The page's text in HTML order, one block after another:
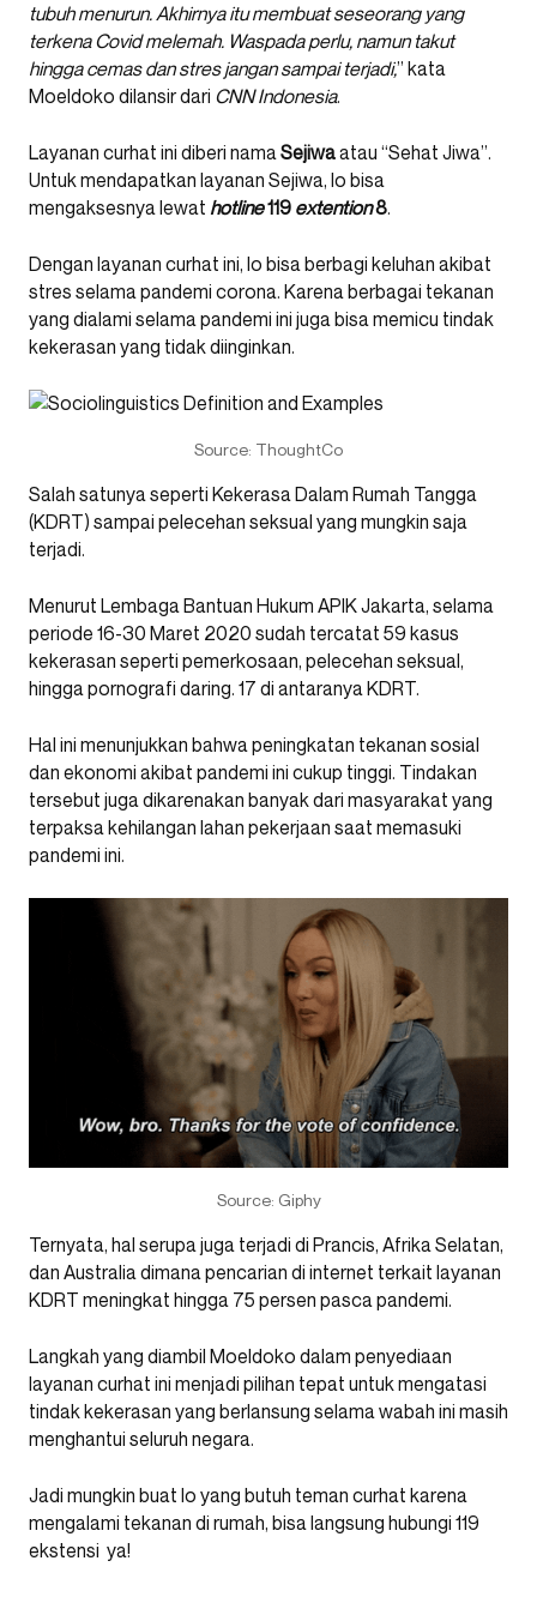
tubuh menurun. Akhirnya itu membuat seseorang yang
terkena Covid melemah. Waspada perlu, namun takut
hingga cemas dan stres jangan sampai terjadi,” kata
Moeldoko dilansir dari CNN Indonesia.
Layanan curhat ini diberi namaSejiwaatau “Sehat Jiwa”.
Untuk mendapatkan layanan Sejiwa, lo bisa
mengaksesnya lewat hotline119 extention8.
Dengan layanan curhat ini, lo bisa berbagi keluhan akibat
stres selama pandemi corona. Karena berbagai tekanan
yang dialami selama pandemi ini juga bisa memicu tindak
kekerasan yang tidak diinginkan.
Source: ThoughtCo
Salah satunya seperti Kekerasa Dalam Rumah Tangga
(KDRT) sampai pelecehan seksual yang mungkin saja
terjadi.
Menurut Lembaga Bantuan Hukum APIK Jakarta, selama
periode 16-30 Maret 2020 sudah tercatat 59 kasus
kekerasan seperti pemerkosaan, pelecehan seksual,
hingga pornografi daring. 17 di antaranya KDRT.
Hal ini menunjukkan bahwa peningkatan tekanan sosial
dan ekonomi akibat pandemi ini cukup tinggi. Tindakan
tersebut juga dikarenakan banyak dari masyarakat yang
terpaksa kehilangan lahan pekerjaan saat memasuki
pandemi ini.
Source: Giphy
Ternyata, hal serupa juga terjadi di Prancis, Afrika Selatan,
dan Australia dimana pencarian di internet terkait layanan
KDRT meningkat hingga 75 persen pasca pandemi.
Langkah yang diambil Moeldoko dalam penyediaan
layanan curhat ini menjadi pilihan tepat untuk mengatasi
tindak kekerasan yang berlansung selama wabah ini masih
menghantui seluruh negara.
Jadi mungkin buat lo yang butuh teman curhat karena
mengalami tekanan di rumah, bisa langsung hubungi 119
ekstensi ya!